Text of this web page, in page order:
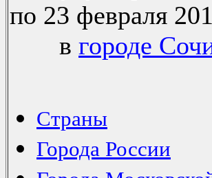
по 23 февраля
в городе
Страны
Города России